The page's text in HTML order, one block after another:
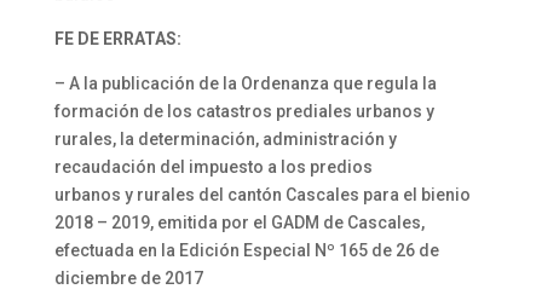
FE DE ERRATAS:
– A la publicación de la Ordenanza que regula la
formación de los catastros prediales urbanos y
rurales, la determinación, administración y
recaudación del impuesto a los predios
urbanos y rurales del cantón Cascales para el bienio
2018 – 2019, emitida por el GADM de Cascales,
efectuada en la Edición Especial Nº 165 de 26 de
diciembre de 2017